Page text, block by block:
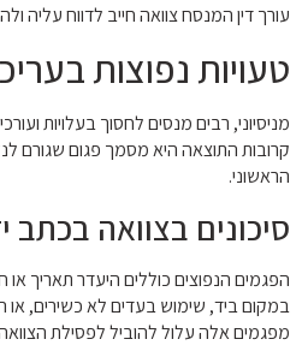
עורך דין המנסח צוואה חייב לדווח עליה
טעויות נפוצות
מניסיוני, רבים מנסים לחסוך בעלויות
קרובות התוצאה היא מסמך פגום שגורם
הראשוני.
סיכונים בצוואה בכתב
הפגמים הנפוצים כוללים היעדר תאריך
במקום ביד, שימוש בעדים לא כשירים, או
מפגמים אלה עלול להוביל לפסילת